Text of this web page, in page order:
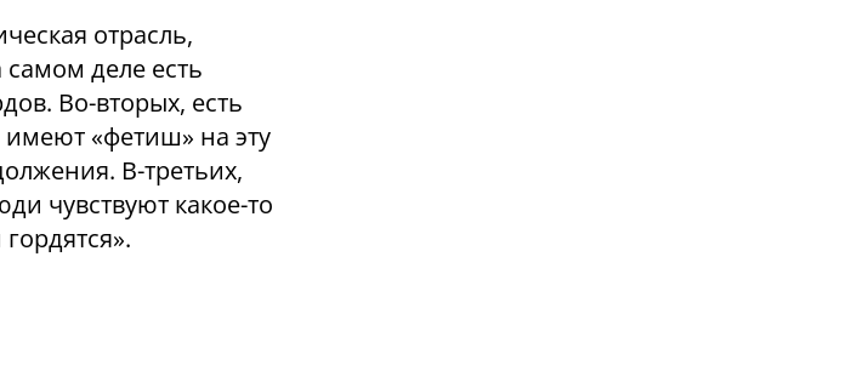
отрасль,
деле есть
Во-вторых, есть
«фетиш» на эту
В-третьих,
чувствуют какое-то